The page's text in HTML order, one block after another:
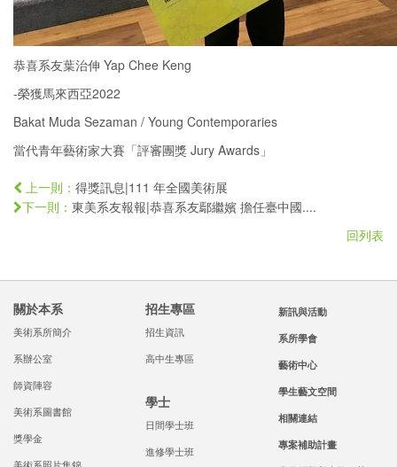
恭喜系友葉治伸 Yap Chee Keng
-榮獲馬來西亞2022
Bakat Muda Sezaman / Young Contemporaries
當代青年藝術家大賽「評審團獎 Jury Awards」
上一則： 得獎訊息|111 年全國美術展
下一則： 東美系友報報|恭喜系友鄢繼嬪 擔任臺中國....
回列表
關於本系
美術系所簡介
系辦公室
師資陣容
美術系圖書館
獎學金
招生專區
招生資訊
高中生專區
學士
日間學士班
進修學士班
新訊與活動
系所學會
藝術中心
學生藝文空間
相關連結
專案補助計畫